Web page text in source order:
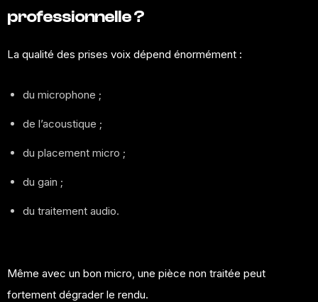
professionnelle ?
La qualité des prises voix dépend énormément :
du microphone ;
de l’acoustique ;
du placement micro ;
du gain ;
du traitement audio.
Même avec un bon micro, une pièce non traitée peut
fortement dégrader le rendu.